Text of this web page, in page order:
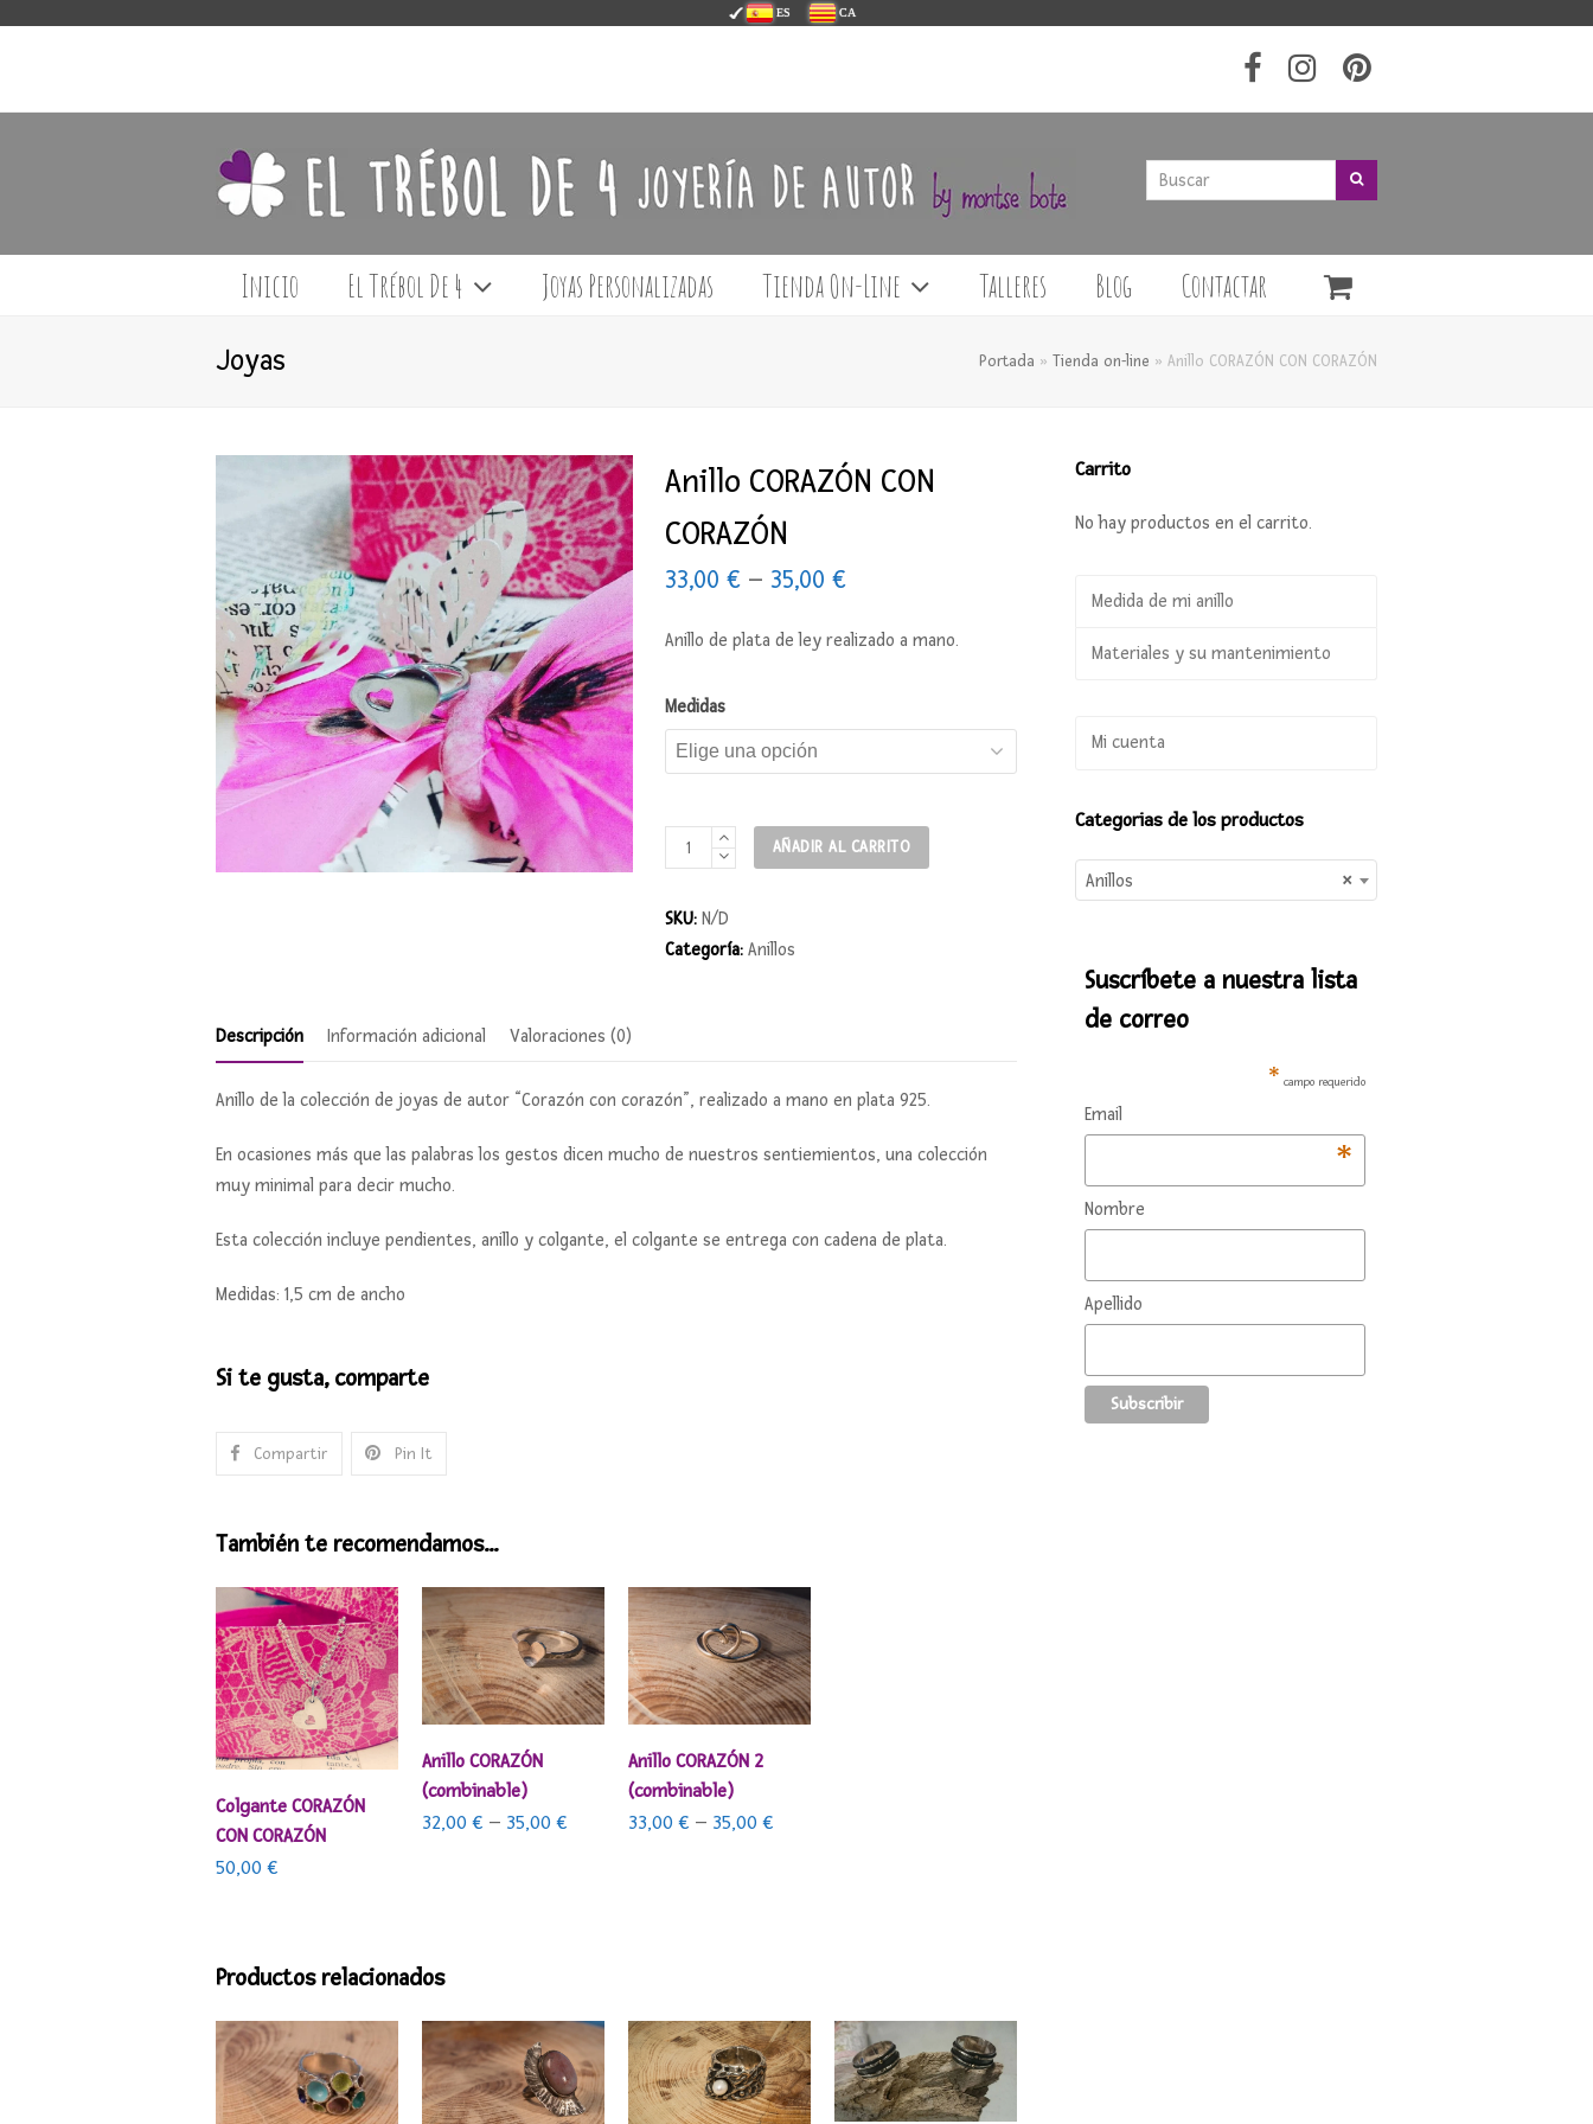
ES CA
Buscar
Inicio El Trébol De 4 Joyas Personalizadas Tienda On-Line Talleres Blog Contactar
Joyas Portada » Tienda on-line » Anillo CORAZÓN CON CORAZÓN
Anillo CORAZÓN CON
CORAZÓN
33,00 €– 35,00 €
Anillo de plata de ley realizado a mano.
Medidas
Anillo
CORAZÓN
CORAZÓN
cantidad
AÑADIR AL CARRITO
SKU: N/D
Categoría: Anillos
Descripción Información adicional Valoraciones (0)
Anillo de la colección de joyas de autor “Corazón con corazón”, realizado a mano en plata 925.
En ocasiones más que las palabras los gestos dicen mucho de nuestros sentiemientos, una colección
muy minimal para decir mucho.
Esta colección incluye pendientes, anillo y colgante, el colgante se entrega con cadena de plata.
Medidas: 1,5 cm de ancho
Si te gusta, comparte
Compartir Pin It
También te recomendamos…
AÑADIR AL CARRITO
Colgante CORAZÓN
CON CORAZÓN
50,00 €
SELECCIONAR OPCIONES
Anillo CORAZÓN
(combinable)
32,00€ – 35,00€
SELECCIONAR OPCIONES
Anillo CORAZÓN 2
(combinable)
33,00€ – 35,00€
Productos relacionados
Carrito
No hay productos en el carrito.
Medida de mi anillo
Materiales y su mantenimiento
Mi cuenta
Categorias de los productos
×
Anillos
Suscríbete a nuestra lista
de correo
* campo requerido
Email
*
Nombre
Apellido